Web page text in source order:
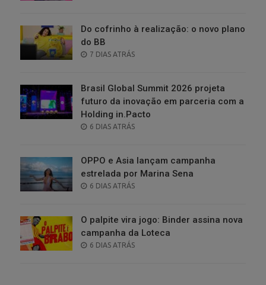
Do cofrinho à realização: o novo plano
do BB
POSTED
7 DIAS ATRÁS
Brasil Global Summit 2026 projeta
futuro da inovação em parceria com a
Holding in.Pacto
POSTED
6 DIAS ATRÁS
OPPO e Asia lançam campanha
estrelada por Marina Sena
POSTED
6 DIAS ATRÁS
O palpite vira jogo: Binder assina nova
campanha da Loteca
POSTED
6 DIAS ATRÁS